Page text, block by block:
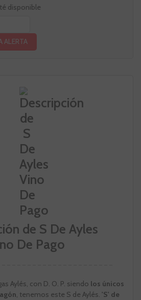
disponible
ALERTA
de S De Ayles
De Pago
Aylés, con D. O. P. siendo los únicos
, tenemos este S de Aylés. 'S' de